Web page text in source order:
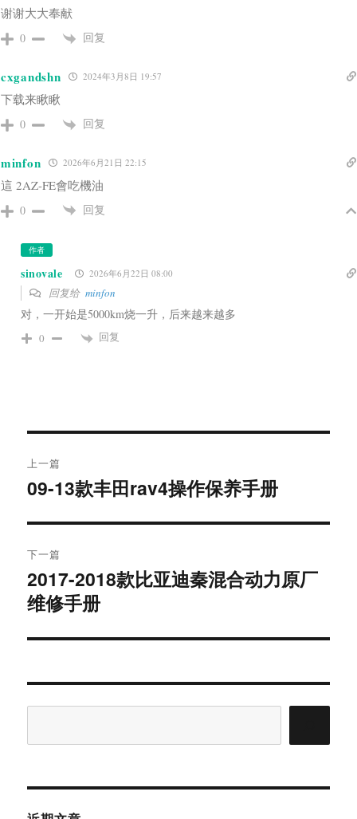
谢谢大大奉献
0 回复
cxgandshn 2024年3月8日 19:57
下载来瞅瞅
0 回复
minfon 2026年6月21日 22:15
這 2AZ-FE會吃機油
0 回复
作者
sinovale 2026年6月22日 08:00
回复给 minfon
对，一开始是5000km烧一升，后来越来越多
0 回复
章
上一篇
上
文
章：
09-13款丰田rav4操作保养手册
下一篇
下
篇
章：
2017-2018款比亚迪秦混合动力原厂
维修手册